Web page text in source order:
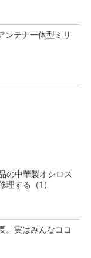
テナ一体型ミリ
の中華製オシロス
理する（1）
。実はみんなココ